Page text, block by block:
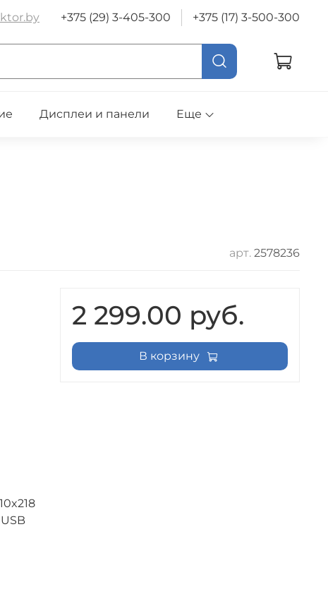
+375 (29) 3-405-300 +375 (17) 3-500-300
Дисплеи и панели Еще
арт. 2578236
2 299.00 руб.
В корзину